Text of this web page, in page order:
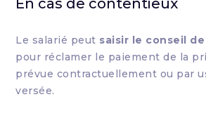
En cas de contentieux
Le salarié peut saisir le conseil
pour réclamer le paiement de la
prévue contractuellement ou par
versée.